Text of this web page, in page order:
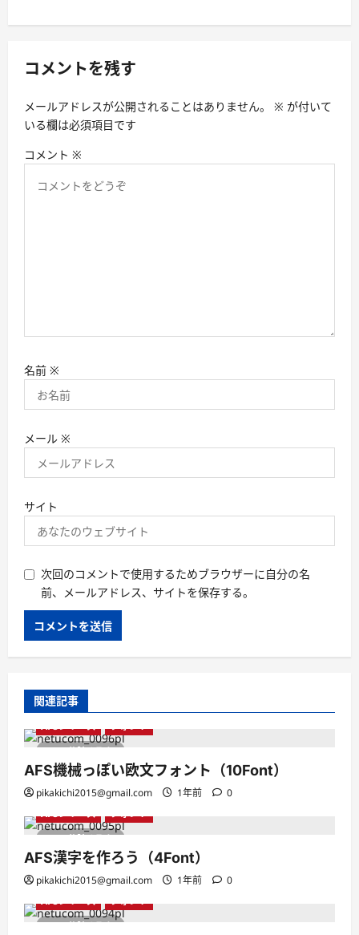
シ
ン
コメントを残す
メールアドレスが公開されることはありません。 ※ が付いて
いる欄は必須項目です
コメント ※
名前 ※
メール ※
サイト
次回のコメントで使用するためブラウザーに自分の名
前、メールアドレス、サイトを保存する。
関連記事
1 分読み取り
AFSシリーズ フォント
AFS機械っぽい欧文フォント（10Font）
pikakichi2015@gmail.com 1年前 0
1 分読み取り
AFSシリーズ フォント
AFS漢字を作ろう（4Font）
pikakichi2015@gmail.com 1年前 0
1 分読み取り
AFSシリーズ フォント